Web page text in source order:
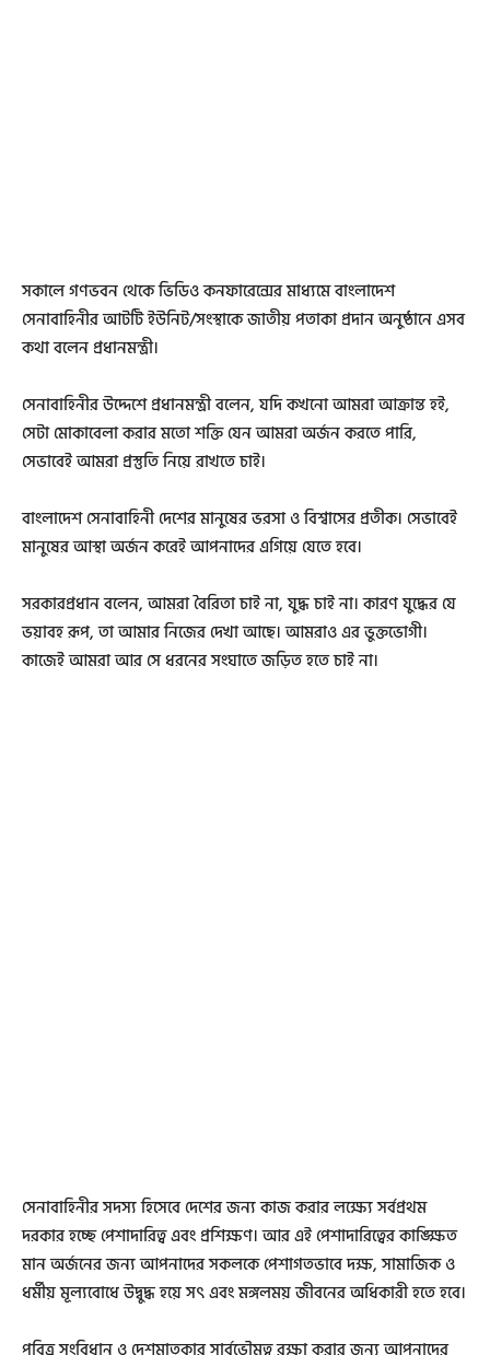
সকালে গণভবন থেকে ভিডিও কনফারেন্সের মাধ্যমে বাংলাদেশ
সেনাবাহিনীর আটটি ইউনিট/সংস্থাকে জাতীয় পতাকা প্রদান অনুষ্ঠানে এসব
কথা বলেন প্রধানমন্ত্রী।
সেনাবাহিনীর উদ্দেশে প্রধানমন্ত্রী বলেন, যদি কখনো আমরা আক্রান্ত হই,
সেটা মোকাবেলা করার মতো শক্তি যেন আমরা অর্জন করতে পারি,
সেভাবেই আমরা প্রস্তুতি নিয়ে রাখতে চাই।
বাংলাদেশ সেনাবাহিনী দেশের মানুষের ভরসা ও বিশ্বাসের প্রতীক। সেভাবেই
মানুষের আস্থা অর্জন করেই আপনাদের এগিয়ে যেতে হবে।
সরকারপ্রধান বলেন, আমরা বৈরিতা চাই না, যুদ্ধ চাই না। কারণ যুদ্ধের যে
ভয়াবহ রূপ, তা আমার নিজের দেখা আছে। আমরাও এর ভুক্তভোগী।
কাজেই আমরা আর সে ধরনের সংঘাতে জড়িত হতে চাই না।
সেনাবাহিনীর সদস্য হিসেবে দেশের জন্য কাজ করার লক্ষ্যে সর্বপ্রথম
দরকার হচ্ছে পেশাদারিত্ব এবং প্রশিক্ষণ। আর এই পেশাদারিত্বের কাঙ্ক্ষিত
মান অর্জনের জন্য আপনাদের সকলকে পেশাগতভাবে দক্ষ, সামাজিক ও
ধর্মীয় মূল্যবোধে উদ্বুদ্ধ হয়ে সৎ এবং মঙ্গলময় জীবনের অধিকারী হতে হবে।